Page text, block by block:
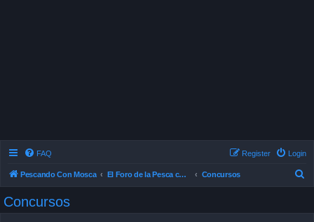
FAQ Login
Register
Pescando Con Mosca El Foro de la Pesca con Mosca en Chile Concursos
Concursos